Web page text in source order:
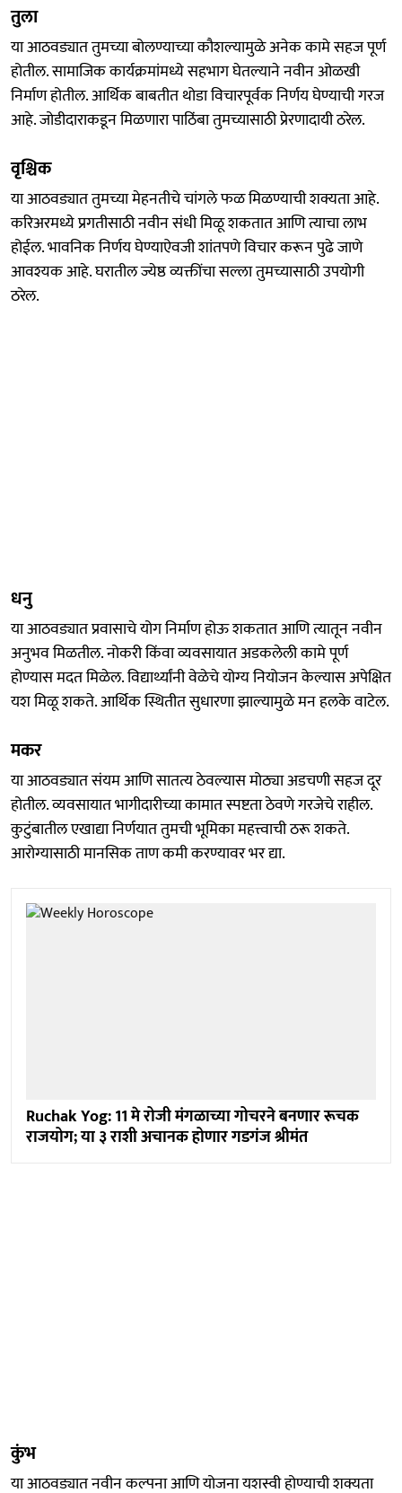
तुला
या आठवड्यात तुमच्या बोलण्याच्या कौशल्यामुळे अनेक कामे सहज पूर्ण
होतील. सामाजिक कार्यक्रमांमध्ये सहभाग घेतल्याने नवीन ओळखी
निर्माण होतील. आर्थिक बाबतीत थोडा विचारपूर्वक निर्णय घेण्याची गरज
आहे. जोडीदाराकडून मिळणारा पाठिंबा तुमच्यासाठी प्रेरणादायी ठरेल.
वृश्चिक
या आठवड्यात तुमच्या मेहनतीचे चांगले फळ मिळण्याची शक्यता आहे.
करिअरमध्ये प्रगतीसाठी नवीन संधी मिळू शकतात आणि त्याचा लाभ
होईल. भावनिक निर्णय घेण्याऐवजी शांतपणे विचार करून पुढे जाणे
आवश्यक आहे. घरातील ज्येष्ठ व्यक्तींचा सल्ला तुमच्यासाठी उपयोगी
ठरेल.
धनु
या आठवड्यात प्रवासाचे योग निर्माण होऊ शकतात आणि त्यातून नवीन
अनुभव मिळतील. नोकरी किंवा व्यवसायात अडकलेली कामे पूर्ण
होण्यास मदत मिळेल. विद्यार्थ्यांनी वेळेचे योग्य नियोजन केल्यास अपेक्षित
यश मिळू शकते. आर्थिक स्थितीत सुधारणा झाल्यामुळे मन हलके वाटेल.
मकर
या आठवड्यात संयम आणि सातत्य ठेवल्यास मोठ्या अडचणी सहज दूर
होतील. व्यवसायात भागीदारीच्या कामात स्पष्टता ठेवणे गरजेचे राहील.
कुटुंबातील एखाद्या निर्णयात तुमची भूमिका महत्त्वाची ठरू शकते.
आरोग्यासाठी मानसिक ताण कमी करण्यावर भर द्या.
Ruchak Yog: 11 मे रोजी मंगळाच्या गोचरने बनणार रूचक
राजयोग; या ३ राशी अचानक होणार गडगंज श्रीमंत
कुंभ
या आठवड्यात नवीन कल्पना आणि योजना यशस्वी होण्याची शक्यता